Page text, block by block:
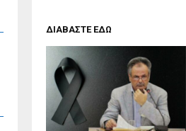
ΔΙΑΒΑΣΤΕ ΕΔΩ